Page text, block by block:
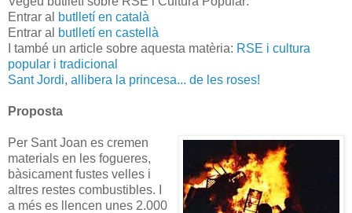
Entrar al
butlletí en català
Entrar al
butlletí en castellà
I també un article sobre aquesta matèria: RSE i cultura
popular i tradicional
Sant Jordi, allibera la princesa... de les roses!
Proposta
Per Sant Joan es cremen
materials en les fogueres,
bàsicament fustes velles i
altres restes combustibles. I
a més es llencen unes 2.000